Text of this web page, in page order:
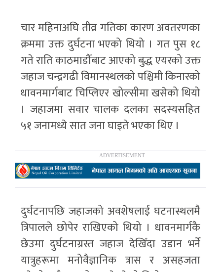
चार महिनाअघि तीव्र गतिका कारण अवतरणका
क्रममा उक्त दुर्घटना भएको थियो । गत पुस १८
गते राति काठमाडौँबाट आएको बुद्ध एयरको उक्त
जहाज चन्द्रगढी विमानस्थलको पश्चिमी किनारको
धावनमार्गबाट चिप्लिएर खोल्सीमा खसेको थियो
। जहाजमा सवार चालक दलका सदस्यसहित
५१ जनामध्ये सात जना घाइते भएका थिए ।
दुर्घटनापछि जहाजको अवशेषलाई घटनास्थलमै
त्रिपालले छोपेर राखिएको थियो । धावनमार्गकै
छेउमा दुर्घटनाग्रस्त जहाज देखिँदा उडान भर्ने
यात्रुहरूमा मनोवैज्ञानिक त्रास र असहजता